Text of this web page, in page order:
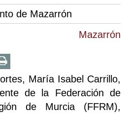
Mazarrón
de Mazarrón
María Isabel Carrillo,
de la Federación de
de Murcia (FFRM),